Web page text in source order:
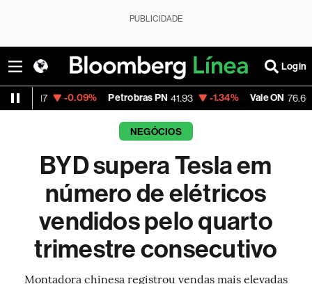
PUBLICIDADE
Login
-0.09% Petrobras PN 41.93 -1.34% Vale ON 76.66
NEGÓCIOS
BYD supera Tesla em
número de elétricos
vendidos pelo quarto
trimestre consecutivo
Montadora chinesa registrou vendas mais elevadas